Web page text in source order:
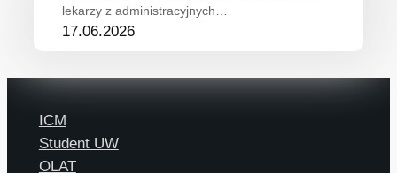
lekarzy z administracyjnych…
17.06.2026
ICM
Student UW
OLAT